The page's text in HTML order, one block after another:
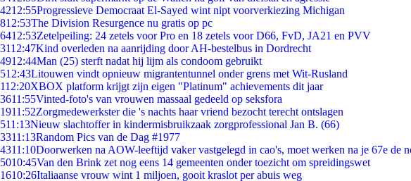
4212:55Progressieve Democraat El-Sayed wint nipt voorverkiezing Michigan
812:53The Division Resurgence nu gratis op pc
6412:53Zetelpeiling: 24 zetels voor Pro en 18 zetels voor D66, FvD, JA21 en PVV
3112:47Kind overleden na aanrijding door AH-bestelbus in Dordrecht
4912:44Man (25) sterft nadat hij lijm als condoom gebruikt
512:43Litouwen vindt opnieuw migrantentunnel onder grens met Wit-Rusland
112:20XBOX platform krijgt zijn eigen "Platinum" achievements dit jaar
3611:55Vinted-foto's van vrouwen massaal gedeeld op seksfora
1911:52Zorgmedewerkster die 's nachts haar vriend bezocht terecht ontslagen
511:13Nieuw slachtoffer in kindermisbruikzaak zorgprofessional Jan B. (66)
3311:13Random Pics van de Dag #1977
4311:10Doorwerken na AOW-leeftijd vaker vastgelegd in cao's, moet werken na je 67e de
5010:45Van den Brink zet nog eens 14 gemeenten onder toezicht om spreidingswet
1610:26Italiaanse vrouw wint 1 miljoen, gooit kraslot per abuis weg